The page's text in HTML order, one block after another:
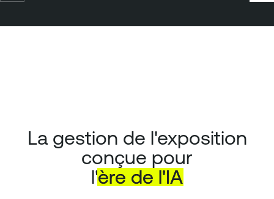
La gestion de l'exposition
conçue pour
l'ère de l'IA